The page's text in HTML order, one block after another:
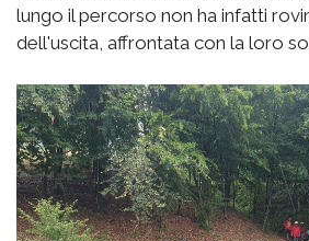
lungo il percorso non ha infatti
dell'uscita, affrontata con la loro